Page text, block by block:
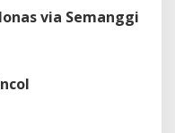
via Semanggi